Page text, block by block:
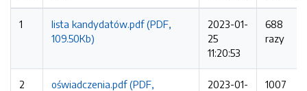
1
lista kandydatów.pdf (PDF,
109.50Kb)
2023-01-
25
11:20:53
688
razy
2
oświadczenia.pdf (PDF,
2023-01-
1007